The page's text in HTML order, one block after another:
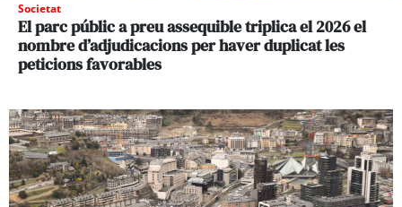
Societat
El parc públic a preu assequible triplica el 2026 el
nombre d’adjudicacions per haver duplicat les
peticions favorables